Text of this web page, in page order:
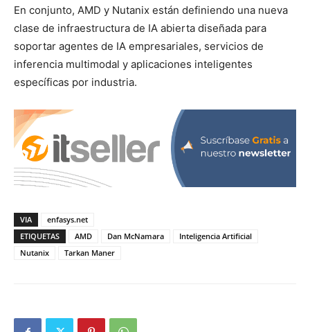
En conjunto, AMD y Nutanix están definiendo una nueva
clase de infraestructura de IA abierta diseñada para
soportar agentes de IA empresariales, servicios de
inferencia multimodal y aplicaciones inteligentes
específicas por industria.
VIA
enfasys.net
ETIQUETAS
AMD Dan McNamara
Inteligencia Artificial
Nutanix
Tarkan Maner